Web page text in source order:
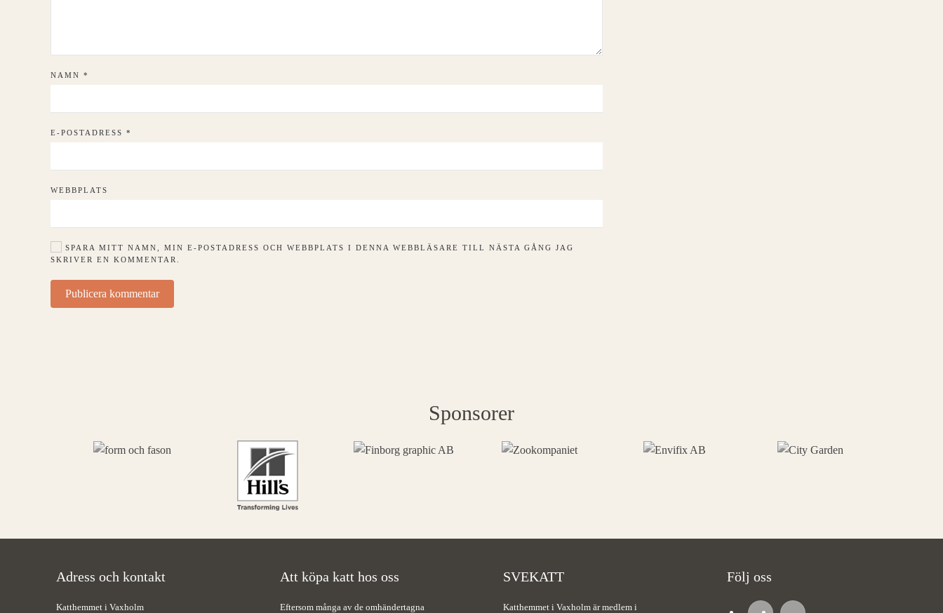
NAMN *
E-POSTADRESS *
WEBBPLATS
SPARA MITT NAMN, MIN E-POSTADRESS OCH WEBBPLATS I DENNA WEBBLÄSARE TILL NÄSTA GÅNG JAG
SKRIVER EN KOMMENTAR.
Publicera kommentar
Sponsorer
Adress och kontakt
Katthemmet i Vaxholm
Att köpa katt hos oss
Eftersom många av de omhändertagna
SVEKATT
Katthemmet i Vaxholm är medlem i
Följ oss